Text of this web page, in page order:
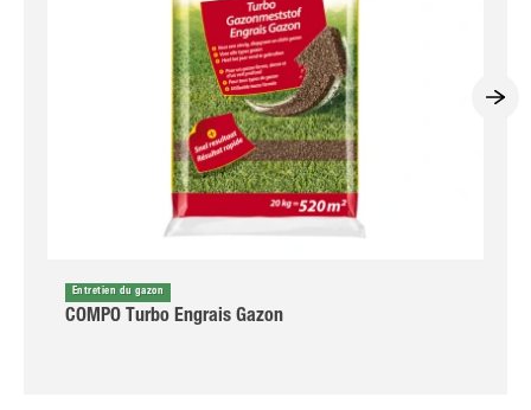
Entretien du gazon
COMPO Turbo Engrais Gazon